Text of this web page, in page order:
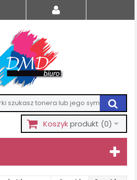
Koszykprodukt (0)